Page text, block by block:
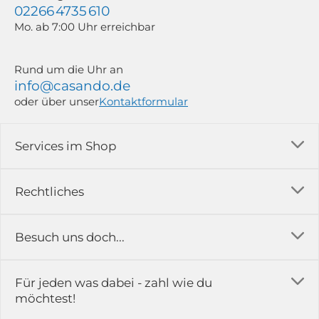
Rechtliches
Impressum
Rückgabe & Reklamation
Services im Shop
Versandkosten
Erfahrungsberichte & Bewertungen
Kontakt
Besuch uns doch...
in der Ausstellung...
02266 4735 610
Mo. ab 7:00 Uhr erreichbar
Rund um die Uhr an
info@casando.de
oder über unserKontaktformular
Für jeden was dabei - zahl wie du
möchtest!